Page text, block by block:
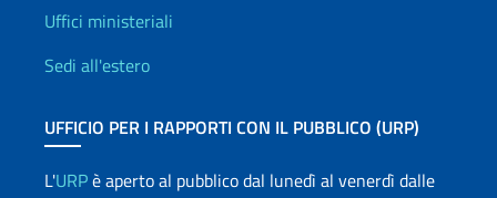
Uffici e Rete diplomatica
Uffici ministeriali
Sedi all'estero
UFFICIO PER I RAPPORTI CON IL PUBBLICO (URP)
L'URPè aperto al pubblico dal lunedì al venerdì dalle